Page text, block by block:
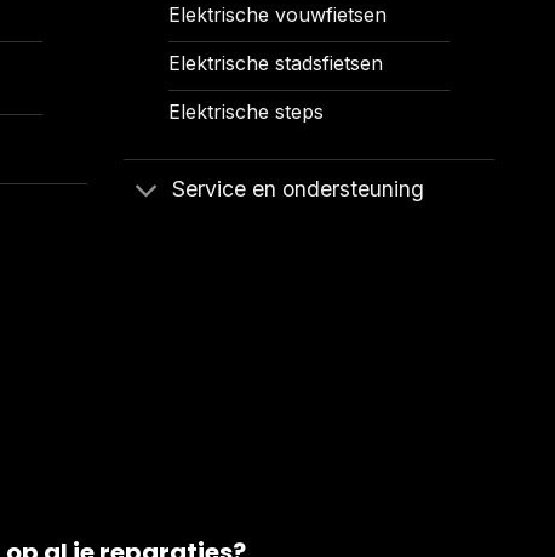
Elektrische vouwfietsen
Elektrische stadsfietsen
Elektrische steps
Service en ondersteuning